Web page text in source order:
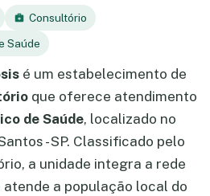
Consultório
Saúde
é um estabelecimento de
que oferece atendimento
de Saúde, localizado no
- SP. Classificado pelo
a unidade integra a rede
atende a população local do